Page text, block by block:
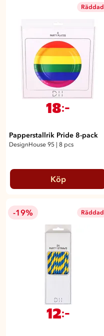
Räddad
18:-
Papperstallrik Pride 8-pack
DesignHouse 95 | 8 pcs
Köp
-19% Räddad
12:-